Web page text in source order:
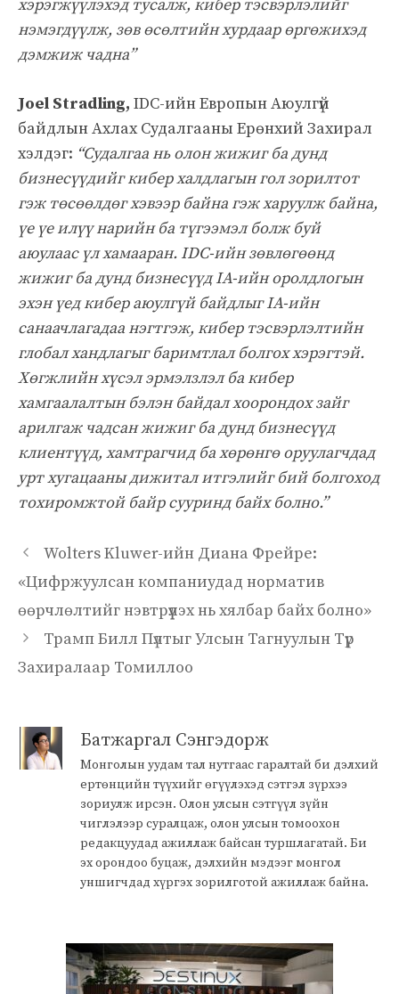
хэрэгжүүлэхэд тусалж, кибер тэсвэрлэлийг
нэмэгдүүлж, зөв өсөлтийн хурдаар өргөжихэд
дэмжиж чадна”
Joel Stradling, IDC-ийн Европын Аюулгүй
байдлын Ахлах Судалгааны Ерөнхий Захирал
хэлдэг: “Судалгаа нь олон жижиг ба дунд
бизнесүүдийг кибер халдлагын гол зорилтот
гэж төсөөлдөг хэвээр байна гэж харуулж байна,
үе үе илүү нарийн ба түгээмэл болж буй
аюулаас үл хамааран. IDC-ийн зөвлөгөөнд
жижиг ба дунд бизнесүүд IA-ийн оролдлогын
эхэн үед кибер аюулгүй байдлыг IA-ийн
санаачлагадаа нэгтгэж, кибер тэсвэрлэлтийн
глобал хандлагыг баримтлал болгох хэрэгтэй.
Хөгжлийн хүсэл эрмэлзлэл ба кибер
хамгаалалтын бэлэн байдал хоорондох зайг
арилгаж чадсан жижиг ба дунд бизнесүүд
клиентүүд, хамтрагчид ба хөрөнгө оруулагчдад
урт хугацааны дижитал итгэлийг бий болгоход
тохиромжтой байр сууринд байх болно.”
Wolters Kluwer-ийн Диана Фрейре:
«Цифржуулсан компаниудад норматив
өөрчлөлтийг нэвтрүүлэх нь хялбар байх болно»
Трамп Билл Пүлтыг Улсын Тагнуулын Түр
Захиралаар Томиллоо
Батжаргал Сэнгэдорж
Монголын уудам тал нутгаас гаралтай би дэлхий
ертөнцийн түүхийг өгүүлэхэд сэтгэл зүрхээ
зориулж ирсэн. Олон улсын сэтгүүл зүйн
чиглэлээр суралцаж, олон улсын томоохон
редакцуудад ажиллаж байсан туршлагатай. Би
эх орондоо буцаж, дэлхийн мэдээг монгол
уншигчдад хүргэх зорилготой ажиллаж байна.